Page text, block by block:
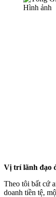
Hình ảnh
Vị trí lãnh đạo
Theo tôi bất cứ
doanh tiền tệ,